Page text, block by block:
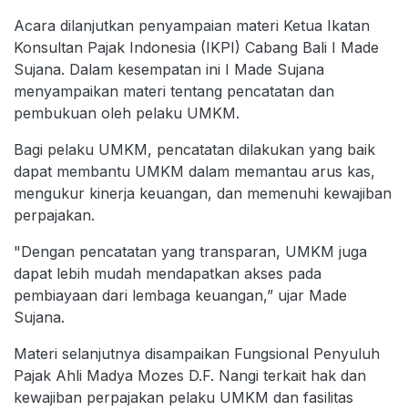
Acara dilanjutkan penyampaian materi Ketua Ikatan
Konsultan Pajak Indonesia (IKPI) Cabang Bali I Made
Sujana. Dalam kesempatan ini I Made Sujana
menyampaikan materi tentang pencatatan dan
pembukuan oleh pelaku UMKM.
Bagi pelaku UMKM, pencatatan dilakukan yang baik
dapat membantu UMKM dalam memantau arus kas,
mengukur kinerja keuangan, dan memenuhi kewajiban
perpajakan.
"Dengan pencatatan yang transparan, UMKM juga
dapat lebih mudah mendapatkan akses pada
pembiayaan dari lembaga keuangan,” ujar Made
Sujana.
Materi selanjutnya disampaikan Fungsional Penyuluh
Pajak Ahli Madya Mozes D.F. Nangi terkait hak dan
kewajiban perpajakan pelaku UMKM dan fasilitas